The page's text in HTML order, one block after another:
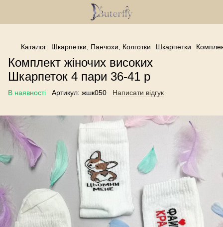
------------------------------------------------
Каталог Шкарпетки, Панчохи, Колготки Шкарпетки
Комплект жіночих високих
Шкарпеток 4 пари 36-41 р
В наявності Артикул: жшк050 Написати відгук